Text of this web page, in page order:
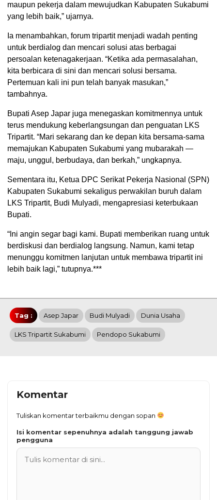
maupun pekerja dalam mewujudkan Kabupaten Sukabumi
yang lebih baik,” ujarnya.
Ia menambahkan, forum tripartit menjadi wadah penting
untuk berdialog dan mencari solusi atas berbagai
persoalan ketenagakerjaan. “Ketika ada permasalahan,
kita berbicara di sini dan mencari solusi bersama.
Pertemuan kali ini pun telah banyak masukan,”
tambahnya.
Bupati Asep Japar juga menegaskan komitmennya untuk
terus mendukung keberlangsungan dan penguatan LKS
Tripartit. “Mari sekarang dan ke depan kita bersama-sama
memajukan Kabupaten Sukabumi yang mubarakah —
maju, unggul, berbudaya, dan berkah,” ungkapnya.
Sementara itu, Ketua DPC Serikat Pekerja Nasional (SPN)
Kabupaten Sukabumi sekaligus perwakilan buruh dalam
LKS Tripartit, Budi Mulyadi, mengapresiasi keterbukaan
Bupati.
“Ini angin segar bagi kami. Bupati memberikan ruang untuk
berdiskusi dan berdialog langsung. Namun, kami tetap
menunggu komitmen lanjutan untuk membawa tripartit ini
lebih baik lagi,” tutupnya.***
Tag : Asep Japar Budi Mulyadi Dunia Usaha
LKS Tripartit Sukabumi Pendopo Sukabumi
Komentar
Tuliskan komentar terbaikmu dengan sopan
Isi komentar sepenuhnya adalah tanggung jawab
pengguna